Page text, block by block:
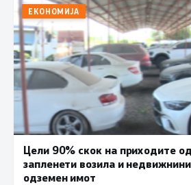
ЕКОНОМИЈА
Цели 90% скок на приходите
запленети возила и
одземен имот